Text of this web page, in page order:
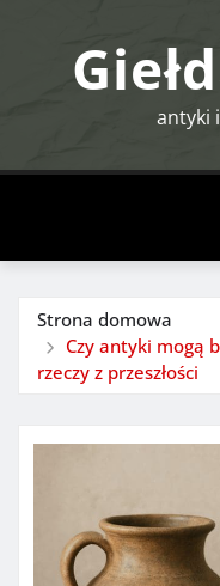
antyki
Strona domowa
Czy antyki mogą
rzeczy z przeszłości